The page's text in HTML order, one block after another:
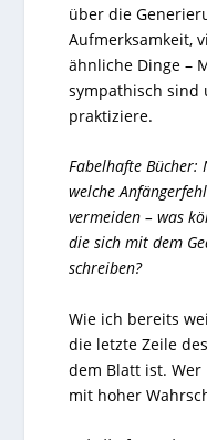
über die
Aufmerksamkeit,
ähnliche Dinge –
sympathisch sind
praktiziere.
Fabelhafte Bücher:
welche
vermeiden – was
die sich mit dem
schreiben?
Wie ich bereits
die letzte Zeile
dem Blatt ist.
mit hoher